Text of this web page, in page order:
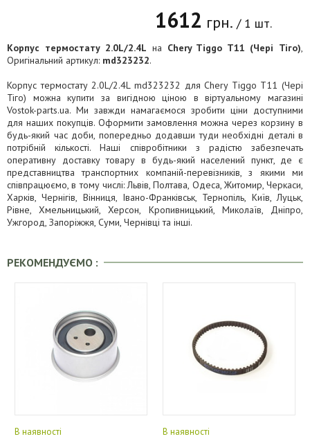
1612 грн. / 1 шт.
Корпус термостату 2.0L/2.4L на Chery Tiggo T11 (Чері Тіго),
Оригінальний артикул: md323232.
Корпус термостату 2.0L/2.4L md323232 для Chery Tiggo T11 (Чері
Тіго) можна купити за вигідною ціною в віртуальному магазині
Vostok-parts.ua. Ми завжди намагаємося зробити ціни доступними
для наших покупців. Оформити замовлення можна через корзину в
будь-який час доби, попередньо додавши туди необхідні деталі в
потрібній кількості. Наші співробітники з радістю забезпечать
оперативну доставку товару в будь-який населений пункт, де є
представництва транспортних компаній-перевізників, з якими ми
співпрацюємо, в тому числі: Львів, Полтава, Одеса, Житомир, Черкаси,
Харків, Чернігів, Вінниця, Івано-Франківськ, Тернопіль, Київ, Луцьк,
Рівне, Хмельницький, Херсон, Кропивницький, Миколаїв, Дніпро,
Ужгород, Запоріжжя, Суми, Чернівці та інші.
РЕКОМЕНДУЄМО :
В наявності В наявності